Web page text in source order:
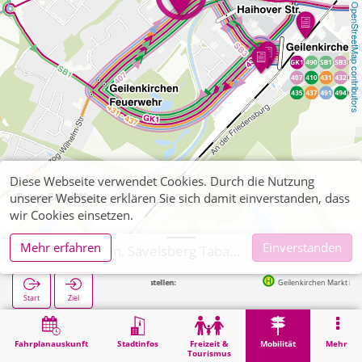
OpenStreetMap contributors
Fahrplanauskunft Stadtinfos
Freizeit &
Tourismus
Mobilität Mehr
Start Ziel
Nächste Haltestellen: Geilenkirchen Markt in 168m
Mobilität Geilenkirchen, Savelsberg Tabakwaren, Zeitschriften, Post
Diese Webseite verwendet Cookies. Durch die Nutzung
unserer Webseite erklären Sie sich damit einverstanden, dass
wir Cookies einsetzen.
Mehr erfahren
Einverstanden